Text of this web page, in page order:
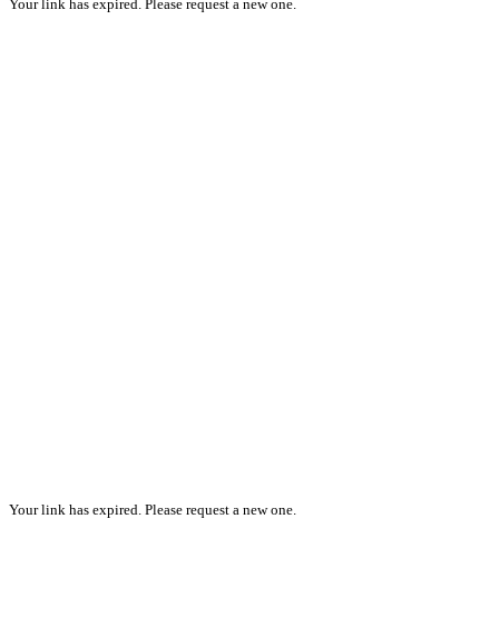
Your link has expired. Please request a new one.
Your link has expired. Please request a new one.